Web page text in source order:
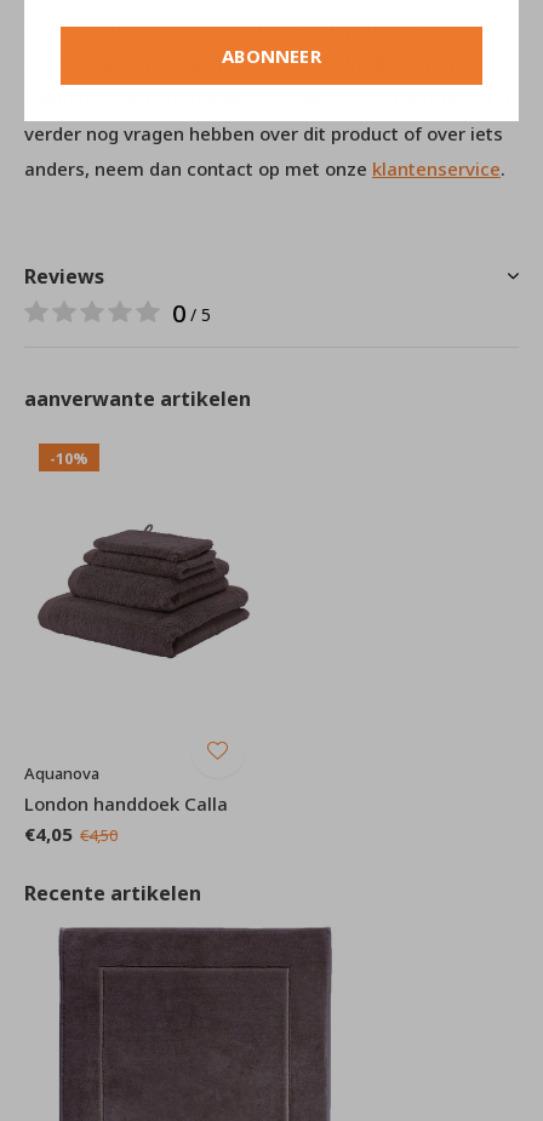
ABONNEER
op gebruikersgemak. Met de prachtige duurzame
producten van Aquanova geeft u uw badkamer in een
verder nog vragen hebben over dit product of over iets
anders, neem dan contact op met onze klantenservice.
Reviews
0 / 5
aanverwante artikelen
-10%
Aquanova
London handdoek Calla
€4,05 €4,50
Recente artikelen